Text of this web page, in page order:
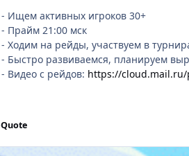
- Ищем активных игроков 30+
- Прайм 21:00 мск
- Ходим на рейды, участвуем в
- Быстро развиваемся, планируем
- Видео с рейдов: https://cloud.mail.ru/
Quote